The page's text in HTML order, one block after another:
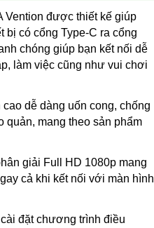
Vention được thiết kế giúp
bị có cổng Type-C ra cổng
chóng giúp bạn kết nối dễ
làm việc cũng như vui chơi
dễ dàng uốn cong, chống
quản, mang theo sản phẩm
giải Full HD 1080p mang
cả khi kết nối với màn hình
đặt chương trình điều